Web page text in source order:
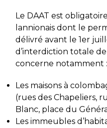
Le DAAT est
lannionais dont le
délivré avant le 1er
d’interdiction totale de
concerne notamment :
Les maisons à
(rues des Chapeliers,
Blanc, place du
Les immeubles